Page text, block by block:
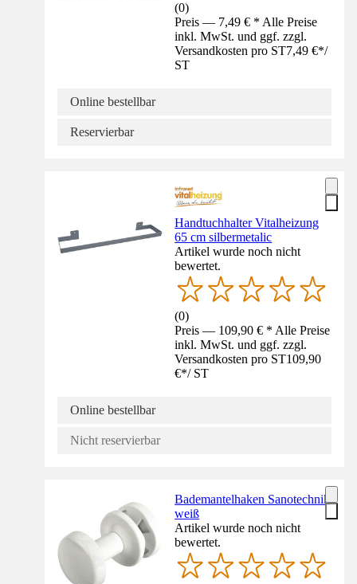
(0)
Preis — 7,49 € * Alle Preise
inkl. MwSt. und ggf. zzgl.
Versandkosten pro ST7,49 €*/
ST
Online bestellbar
Reservierbar
Handtuchhalter Vitalheizung
65 cm silbermetalic
Artikel wurde noch nicht
bewertet.
(0)
Preis — 109,90 € * Alle Preise
inkl. MwSt. und ggf. zzgl.
Versandkosten pro ST109,90
€*/ ST
Online bestellbar
Nicht reservierbar
Bademantelhaken Sanotechnik
weiß
Artikel wurde noch nicht
bewertet.